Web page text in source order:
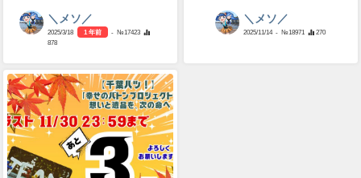
＼メソ／
2025/3/18 1 年前
- №17423
878
＼メソ／
2025/11/14 - №18971 270